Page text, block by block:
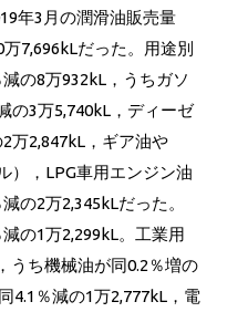
年3月の潤滑油販売量
7,696kLだった。用途別
の8万932kL，うちガソ
の3万5,740kL，ディーゼ
万2,847kL，ギア油や
），LPG車用エンジン油
の2万2,345kLだった。
の1万2,299kL。工業用
うち機械油が同0.2％増の
4.1％減の1万2,777kL，電